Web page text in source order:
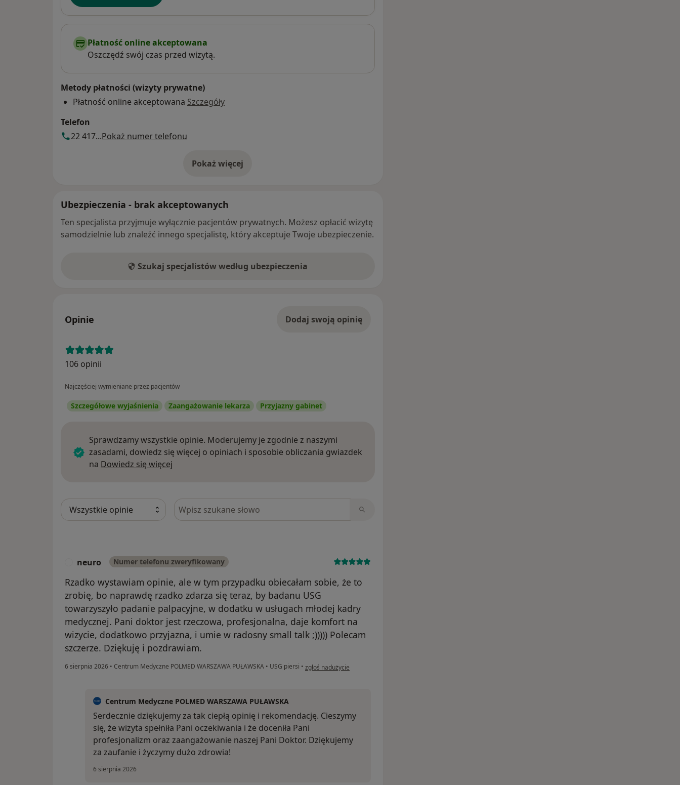
Płatność online akceptowana
Oszczędź swój czas przed wizytą.
Metody płatności (wizyty prywatne)
Płatność online akceptowana Szczegóły
Telefon
22 417...Pokaż numer telefonu
Pokaż więcej
o adresie
Ubezpieczenia - brak akceptowanych
Ten specjalista przyjmuje wyłącznie pacjentów prywatnych. Możesz opłacić wizytę
samodzielnie lub znaleźć innego specjalistę, który akceptuje Twoje ubezpieczenie.
Szukaj specjalistów według ubezpieczenia
Opinie Dodaj swoją opinię
106 opinii
Najczęściej wymieniane przez pacjentów
Szczegółowe wyjaśnienia Zaangażowanie lekarza Przyjazny gabinet
Sprawdzamy wszystkie opinie. Moderujemy je zgodnie z naszymi
zasadami, dowiedz się więcej o opiniach i sposobie obliczania gwiazdek
na Dowiedz się więcej
Szukaj w opiniach
neuro Numer telefonu zweryfikowany
Rzadko wystawiam opinie, ale w tym przypadku obiecałam sobie, że to
zrobię, bo naprawdę rzadko zdarza się teraz, by badanu USG
towarzyszyło padanie palpacyjne, w dodatku w usługach młodej kadry
medycznej. Pani doktor jest rzeczowa, profesjonalna, daje komfort na
wizycie, dodatkowo przyjazna, i umie w radosny small talk ;))))) Polecam
szczerze. Dziękuję i pozdrawiam.
6 sierpnia 2026 • Centrum Medyczne POLMED WARSZAWA PUŁAWSKA • USG piersi • w opinii użytkownika neuro
zgłoś nadużycie
Centrum Medyczne POLMED WARSZAWA PUŁAWSKA
Serdecznie dziękujemy za tak ciepłą opinię i rekomendację. Cieszymy
się, że wizyta spełniła Pani oczekiwania i że doceniła Pani
profesjonalizm oraz zaangażowanie naszej Pani Doktor. Dziękujemy
za zaufanie i życzymy dużo zdrowia!
6 sierpnia 2026